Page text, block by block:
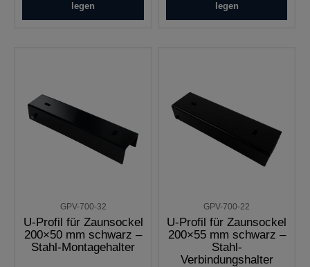
legen
legen
GPV-700-32
U-Profil für Zaunsockel
200×50 mm schwarz –
Stahl-Montagehalter
GPV-700-22
U-Profil für Zaunsockel
200×55 mm schwarz –
Stahl-
Verbindungshalter